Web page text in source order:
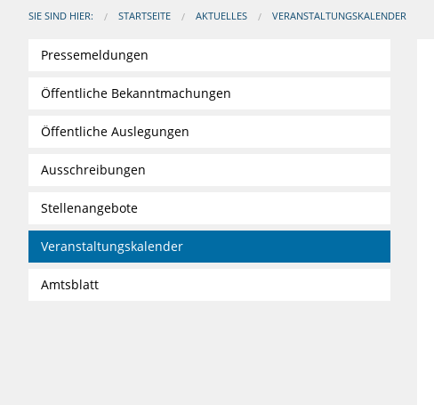
SIE SIND HIER: STARTSEITE AKTUELLES VERANSTALTUNGSKALENDER
Pressemeldungen
Öffentliche Bekanntmachungen
Öffentliche Auslegungen
Ausschreibungen
Stellenangebote
Veranstaltungskalender
Amtsblatt